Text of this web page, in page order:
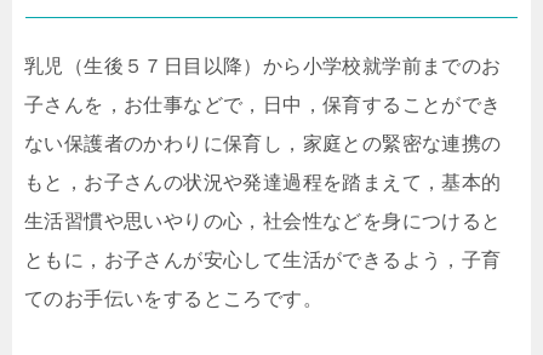
乳児（生後５７日目以降）から小学校就学前までのお
子さんを，お仕事などで，日中，保育することができ
ない保護者のかわりに保育し，家庭との緊密な連携の
もと，お子さんの状況や発達過程を踏まえて，基本的
生活習慣や思いやりの心，社会性などを身につけると
ともに，お子さんが安心して生活ができるよう，子育
てのお手伝いをするところです。